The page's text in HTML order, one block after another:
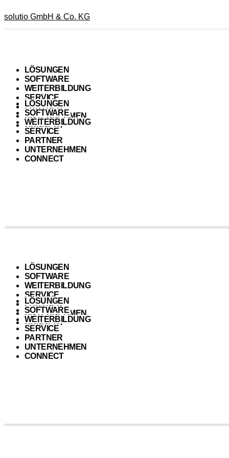
solutio GmbH & Co. KG
LÖSUNGEN
SOFTWARE
WEITERBILDUNG
SERVICE
PARTNER
UNTERNEHMEN
CONNECT
LÖSUNGEN
SOFTWARE
WEITERBILDUNG
SERVICE
PARTNER
UNTERNEHMEN
CONNECT
LÖSUNGEN
SOFTWARE
WEITERBILDUNG
SERVICE
PARTNER
UNTERNEHMEN
CONNECT
LÖSUNGEN
SOFTWARE
WEITERBILDUNG
SERVICE
PARTNER
UNTERNEHMEN
CONNECT